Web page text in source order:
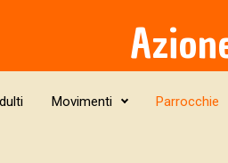
Movimenti Parrocchie